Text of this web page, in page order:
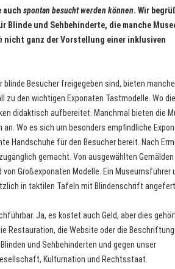
auch spontan besucht werden können. Wir
Blinde und Sehbehinderte, die manche
nicht ganz der Vorstellung einer inklusiven
Besucher freigegeben sind, bieten manche
zu den wichtigen Exponaten Tastmodelle. Wo
didaktisch aufbereitet. Manchmal bieten die
Wo es sich um besonders empfindliche
Handschuhe für den Besucher bereit. Nach
gemacht. Von ausgewählten Gemälden
Großexponaten Modelle. Ein Museumsführer
in taktilen Tafeln mit Blindenschrift
Ja, es kostet auch Geld, aber dies
Restauration, die Website oder die
und Sehbehinderten und gegen unser
Kulturnation und Rechtsstaat.